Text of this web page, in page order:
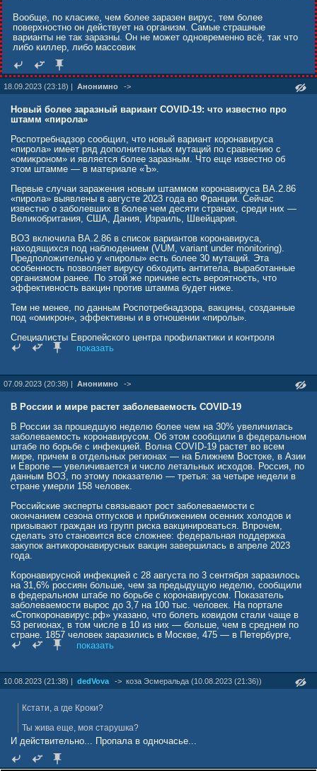
Вообще, по класике, чем более заразен вирус, тем более
поверхностно он действует на организм. Самые страшные
варианты не так заразны. Он не может одновременно всё, так что
либо киллер, либо массовик
18.09.2023 (23:18) | Анонимно ->
Новый более заразный вариант COVID-19: что известно про
штамм «пирола»
Роспотребнадзор сообщил, что новый вариант коронавируса
«пирола» имеет ряд дополнительных мутаций по сравнению с
«омикроном» и является более заразным. Что еще известно об
этом штамме — в материале «Ъ».
Первые случаи заражения новым штаммом коронавируса BA.2.86
«пирола» выявлены в августе 2023 года во Франции. Сейчас
известно о заболевших в более чем десяти странах, среди них —
Великобритания, США, Дания, Израиль, Швейцария.
ВОЗ включила BA.2.86 в список вариантов коронавируса,
находящихся под наблюдением (VUM, variant under monitoring).
Предположительно у «пиролы» есть более 30 мутаций. Эта
особенность позволяет вирусу обходить антитела, выработанные
организмом ранее. По этой же причине есть вероятность, что
эффективность вакцин против штамма будет ниже.
Тем не менее, по данным Роспотребнадзора, вакцины, созданные
под «омикрон», эффективны и в отношении «пиролы».
Специалисты Европейского центра профилактики и контроля
заболеваний отмечают, что существующие ковид-тесты и
более тяжелое течение болезни, чем его предшественники.
небольшого количества заболевших, но, по мнению врачей, они
высокая температура;
затрудненное дыхание;
кашель, насморк, чихание;
головная боль, боли в мышцах и груди, общая слабость;
возможна тошнота, рвота и диарея.
показать
07.09.2023 (20:38) | Анонимно ->
В России и мире растет заболеваемость COVID-19
В России за прошедшую неделю более чем на 30% увеличилась
заболеваемость коронавирусом. Об этом сообщили в федеральном
штабе по борьбе с инфекцией. Волна COVID-19 растет во всем
мире, причем в отдельных регионах — на Ближнем Востоке, в Азии
и Европе — увеличивается и число летальных исходов. Россия, по
данным ВОЗ, по этому показателю — третья: за четыре недели в
стране умерли 158 человек.
Российские эксперты связывают рост заболеваемости с
окончанием сезона отпусков и приближением осенних холодов и
призывают граждан из групп риска вакцинироваться. Впрочем,
сделать это становится все сложнее: федеральная поддержка
закупок антикоронавирусных вакцин завершилась в апреле 2023
года.
Коронавирусной инфекцией с 28 августа по 3 сентября заразилось
на 31,6% россиян больше, чем за предыдущую неделю, сообщили
в федеральном штабе по борьбе с коронавирусом. Показатель
заболеваемости вырос до 3,7 на 100 тыс. человек. На портале
«Стопкоронавирус.рф» указано, что болеть ковидом стали чаще в
53 регионах, в том числе в 10 из них — больше, чем в среднем по
стране. 1857 человек заразились в Москве, 475 — в Петербурге,
170 — в Башкирии, 147 — в Самарской области, 144 — в
показать
10.08.2023 (21:38) | dedVova -> коза Эсмеральда (10.08.2023 (21:36))
Кстати, а где Кроки?
Ты жива еще, моя старушка?
И действительно... Пропала в одночасье...